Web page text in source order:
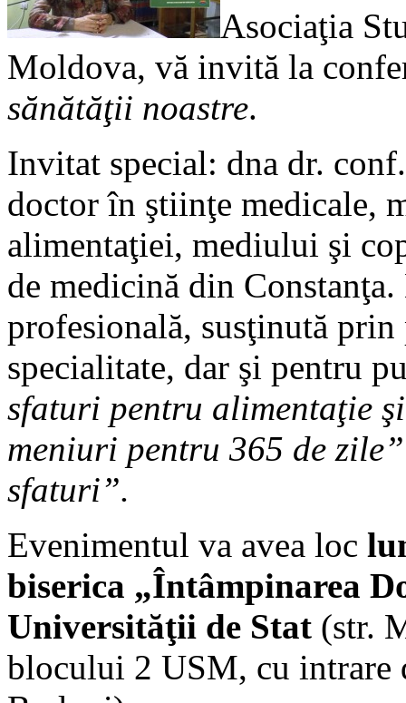
Asociaţia
Moldova, vă invită la
sănătăţii noastre.
Invitat special: dna dr.
doctor în ştiinţe medicale,
alimentaţiei, mediului şi
de medicină din
profesională, susţinută
specialitate, dar şi pentru
sfaturi pentru alimentaţie
meniuri pentru 365 de
sfaturi”.
Evenimentul va avea loc
biserica „Întâmpinarea
Universităţii de Stat (str.
blocului 2 USM, cu intrare